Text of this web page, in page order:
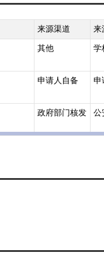
来源渠道 来
其他 学
申请人自备 申
政府部门核发 公